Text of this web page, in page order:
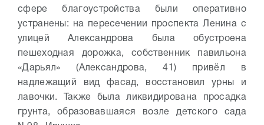
сфере благоустройства были оперативно
устранены: на пересечении проспекта Ленина с
улицей Александрова была обустроена
пешеходная дорожка, собственник павильона
«Дарьял» (Александрова, 41) привёл в
надлежащий вид фасад, восстановил урны и
лавочки. Также была ликвидирована просадка
грунта, образовавшаяся возле детского сада